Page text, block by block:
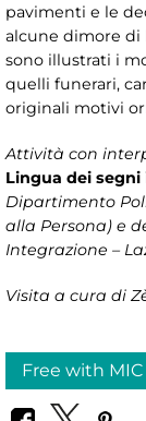
pavimenti e le
alcune dimore di
sono illustrati i
quelli funerari,
originali motivi
Attività con
Lingua dei segni
Dipartimento
alla Persona) e
Integrazione –
Visita a cura di
Free with